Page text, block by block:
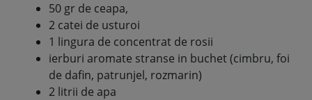
50 gr de ceapa,
2 catei de usturoi
1 lingura de concentrat de rosii
ierburi aromate stranse in buchet (cimbru, foi
de dafin, patrunjel, rozmarin)
2 litrii de apa